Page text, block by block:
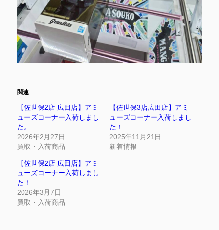
関連
【佐世保2店 広田店】アミ
ューズコーナー入荷しまし
た。
2026年2月27日
買取・入荷商品
【佐世保3店広田店】アミ
ューズコーナー入荷しまし
た！
2025年11月21日
新着情報
【佐世保2店 広田店】アミ
ューズコーナー入荷しまし
た！
2026年3月7日
買取・入荷商品